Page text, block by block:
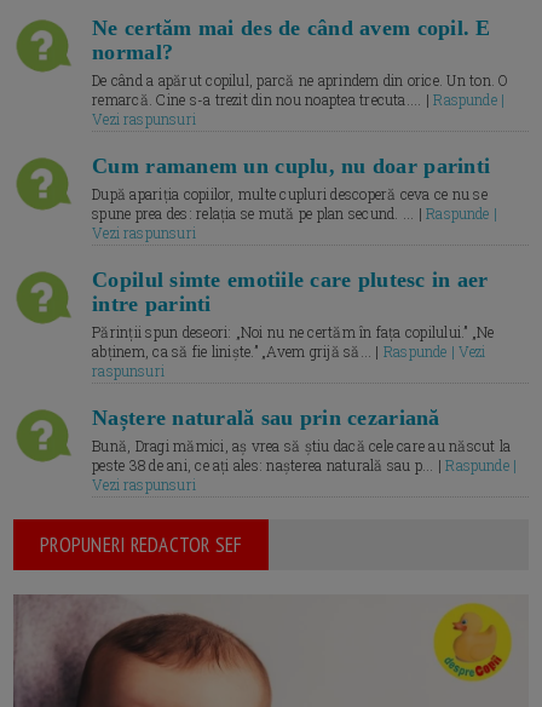
Ne certăm mai des de când avem copil. E
normal?
De când a apărut copilul, parcă ne aprindem din orice. Un ton. O
remarcă. Cine s-a trezit din nou noaptea trecuta.... |Raspunde |
Vezi raspunsuri
Cum ramanem un cuplu, nu doar parinti
După apariția copiilor, multe cupluri descoperă ceva ce nu se
spune prea des: relația se mută pe plan secund. ... |Raspunde |
Vezi raspunsuri
Copilul simte emotiile care plutesc in aer
intre parinti
Părinții spun deseori: „Noi nu ne certăm în fața copilului.” „Ne
abținem, ca să fie liniște.” „Avem grijă să... | Raspunde | Vezi
raspunsuri
Naștere naturală sau prin cezariană
Bună, Dragi mămici, aș vrea să știu dacă cele care au născut la
peste 38 de ani, ce ați ales: nașterea naturală sau p... |Raspunde |
Vezi raspunsuri
PROPUNERI REDACTOR SEF